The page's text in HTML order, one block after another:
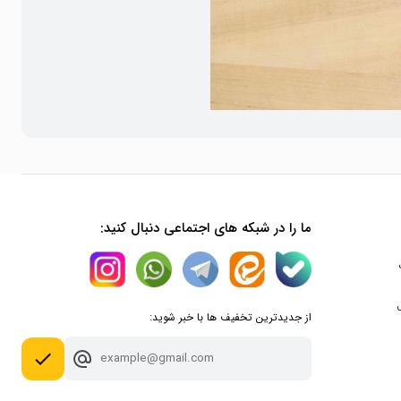
ما را در شبکه های اجتماعی دنبال کنید:
از جدیدترین تخفیف ها با خبر شوید:
done